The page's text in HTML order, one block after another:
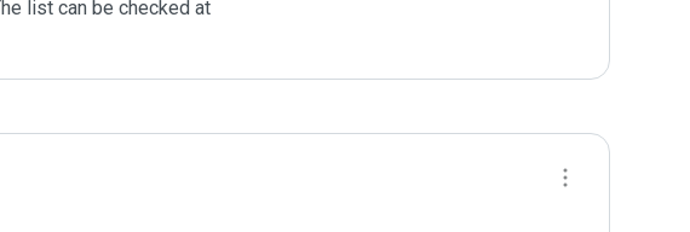
list can be checked at